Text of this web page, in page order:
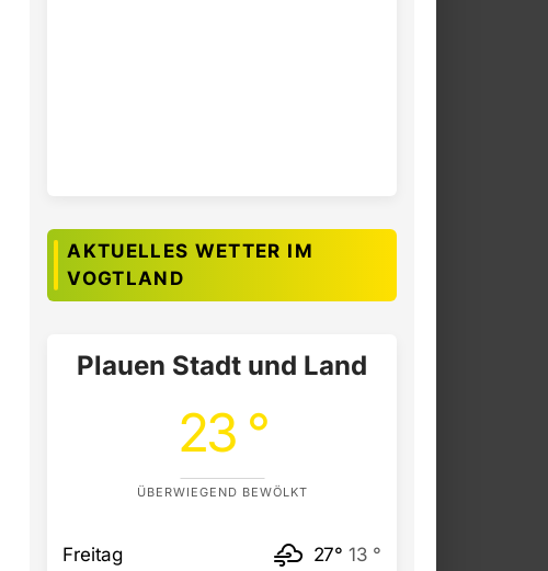
AKTUELLES WETTER IM
VOGTLAND
Plauen Stadt und Land
23 °
ÜBERWIEGEND BEWÖLKT
Freitag 27° 13 °